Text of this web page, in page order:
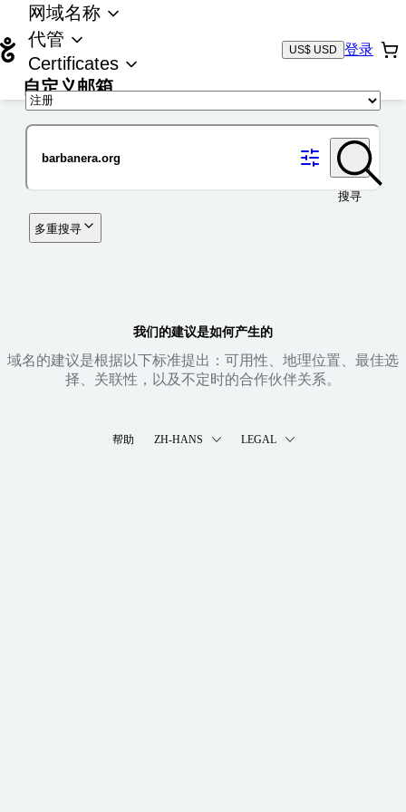
网域名称
代管
Certificates
自定义邮箱
US$ USD 登录
搜寻
多重搜寻
我们的建议是如何产生的
域名的建议是根据以下标准提出：可用性、地理位置、最佳选
择、关联性，以及不定时的合作伙伴关系。
帮助 ZH-HANS LEGAL